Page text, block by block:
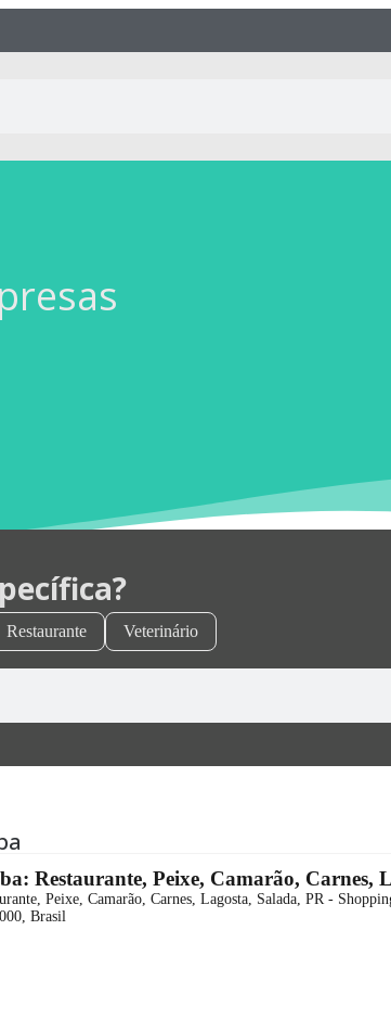
Restaurante Veterinário
Restaurante, Peixe, Camarão, Carnes,
Peixe, Camarão, Carnes, Lagosta, Salada, PR -
Brasil